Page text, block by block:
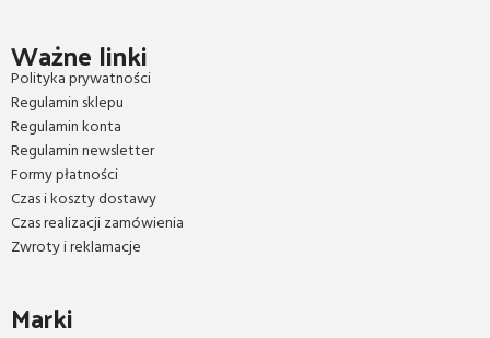
Ważne linki
Polityka prywatności
Regulamin sklepu
Regulamin konta
Regulamin newsletter
Formy płatności
Czas i koszty dostawy
Czas realizacji zamówienia
Zwroty i reklamacje
Marki